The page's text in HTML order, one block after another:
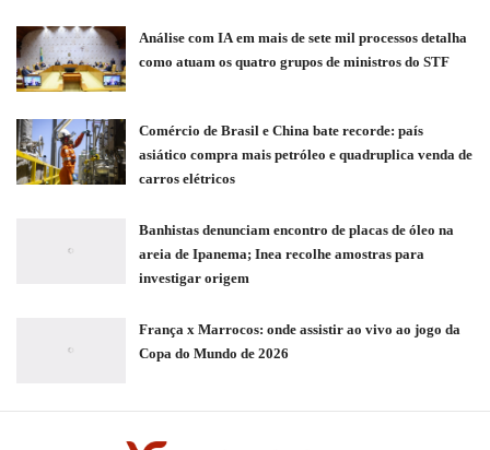
Análise com IA em mais de sete mil processos detalha
como atuam os quatro grupos de ministros do STF
Comércio de Brasil e China bate recorde: país
asiático compra mais petróleo e quadruplica venda de
carros elétricos
Banhistas denunciam encontro de placas de óleo na
areia de Ipanema; Inea recolhe amostras para
investigar origem
França x Marrocos: onde assistir ao vivo ao jogo da
Copa do Mundo de 2026